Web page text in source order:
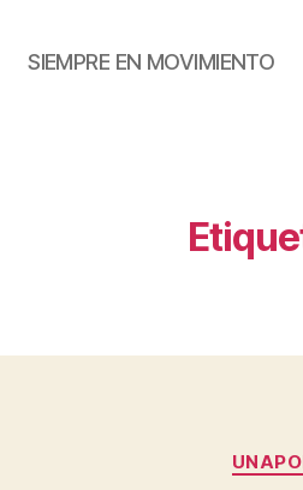
SIEMPRE EN MOVIMIENTO